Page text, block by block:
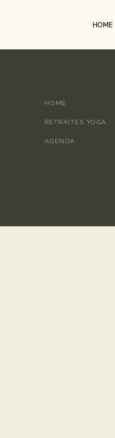
HOME
HOME
RETRAITES YOGA
AGENDA